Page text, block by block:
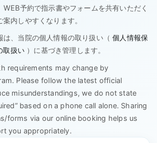
WEB予約で指示書やフォームを共有いただく
内しやすくなります。
は、当院の個人情報の取り扱い（個人情報保
取扱い）に基づき管理します。
requirements may change by
Please follow the latest official
misunderstandings, we do not state
based on a phone call alone. Sharing
forms via our online booking helps us
you appropriately.